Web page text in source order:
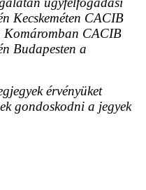
Kecskeméten CACIB
CACIB
Budapesten a
érvényüket
gondoskodni a jegyek